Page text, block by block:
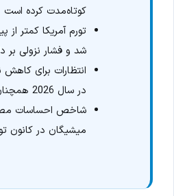
کوتاه‌مدت کرده است
تورم آمریکا کمتر
شد و فشار نزولی بر
انتظارات برای کاهش
در سال 2026 همچنان پابرجاست
شاخص احساسات
میشیگان در کانون